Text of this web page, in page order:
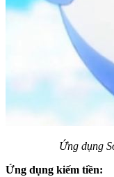
Ứng dụng
Ứng dụng kiếm tiền: